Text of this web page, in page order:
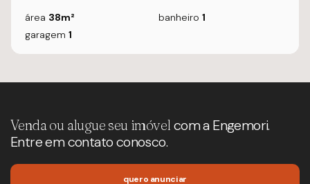
área 38m² banheiro 1
garagem 1
Venda ou alugue seu imóvel com a Engemori.
Entre em contato conosco.
quero anunciar